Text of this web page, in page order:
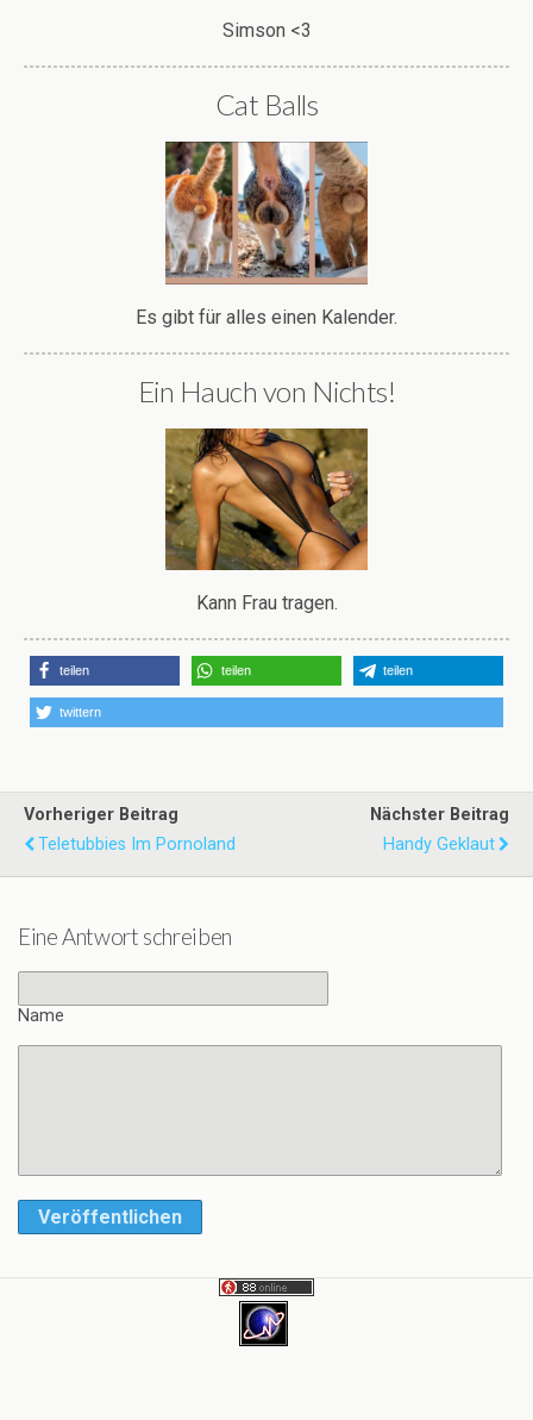
Simson <3
Cat Balls
Es gibt für alles einen Kalender.
Ein Hauch von Nichts!
Kann Frau tragen.
teilen teilen teilen
twittern
Vorheriger Beitrag
Teletubbies Im Pornoland
Nächster Beitrag
Handy Geklaut
Eine Antwort schreiben
Name
Veröffentlichen